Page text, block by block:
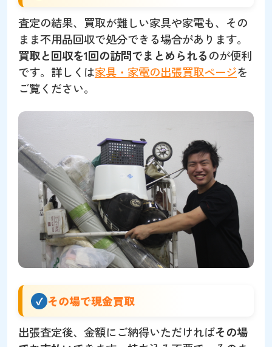
査定の結果、買取が難しい家具や家電も、その
まま不用品回収で処分できる場合があります。
買取と回収を1回の訪問でまとめられるのが便利
です。詳しくは家具・家電の出張買取ページを
ご覧ください。
その場で現金買取
出張査定後、金額にご納得いただければその場